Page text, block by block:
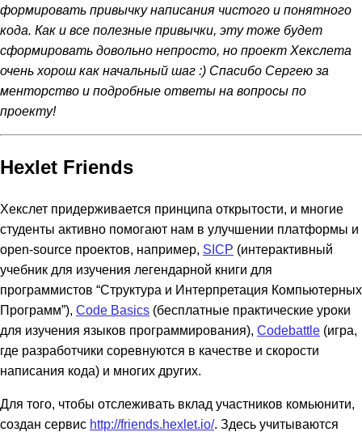
формировать привычку написания чистого и понятного
кода. Как и все полезные привычки, эту тоже будет
сформировать довольно непросто, но проект Хекслета
очень хорош как начальный шаг :) Спасибо Сергею за
менторство и подробные ответы на вопросы по
проекту!
Hexlet Friends
Хекслет придерживается принципа открытости, и многие
студенты активно помогают нам в улучшении платформы и
open-source проектов, например, SICP (интерактивный
учебник для изучения легендарной книги для
программистов “Структура и Интерпретация Компьютерных
Программ”), Code Basics (бесплатные практические уроки
для изучения языков программирования), Codebattle (игра,
где разработчики соревнуются в качестве и скорости
написания кода) и многих других.
Для того, чтобы отслеживать вклад участников комьюнити,
создан сервис http://friends.hexlet.io/. Здесь учитываются